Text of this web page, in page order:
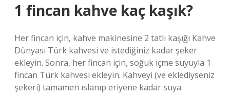
1 fincan kahve kaç kaşık?
Her fincan için, kahve makinesine 2 tatlı kaşığı Kahve
Dünyası Türk kahvesi ve istediğiniz kadar şeker
ekleyin. Sonra, her fincan için, soğuk içme suyuyla 1
fincan Türk kahvesi ekleyin. Kahveyi (ve eklediyseniz
şekeri) tamamen ıslanıp eriyene kadar suya